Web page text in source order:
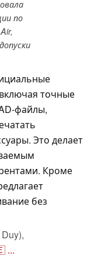
по
точные
файлы,
Это делает
Кроме
без
...